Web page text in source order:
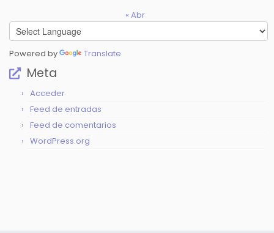
« Abr
Powered by Translate
Meta
Acceder
Feed de entradas
Feed de comentarios
WordPress.org